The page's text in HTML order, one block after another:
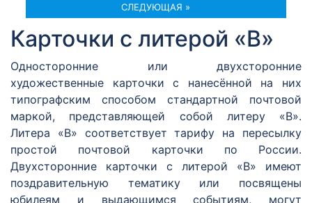
СЛЕДУЮЩАЯ »
Карточки с литерой «В»
Односторонние или двухсторонние
художественные карточки с нанесённой на них
типографским способом стандартной почтовой
маркой, представляющей собой литеру «В».
Литера «В» соответствует тарифу на пересылку
простой почтовой карточки по России.
Двухсторонние карточки с литерой «В» имеют
поздравительную тематику или посвящены
юбилеям и выдающимся событиям, могут